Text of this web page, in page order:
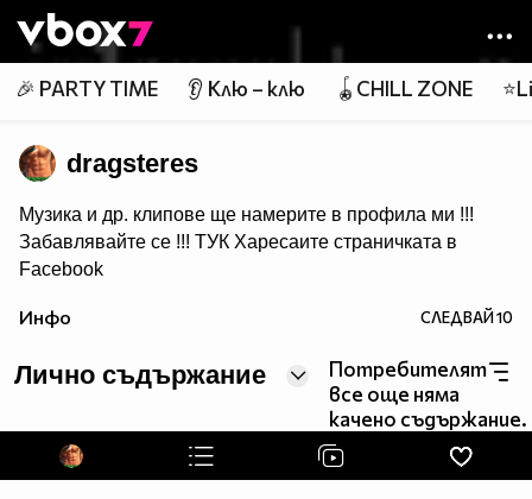
👾
🎉 PARTY TIME 👂 Клю – клю 🪀CHILL ZONE
dragsteres
Музика и др. клипове ще намерите в профила ми !!!
Забавлявайте се !!! ТУК Харесаите страничката в
Facebook
Абонирате за мен :)
Инфо СЛЕДВАЙ10
Лично съдържание
Потребителят
все още няма
качено съдържание.